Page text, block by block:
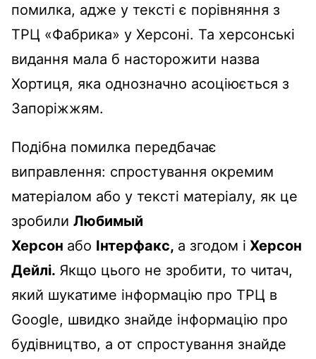
помилка, адже у тексті є порівняння з
ТРЦ «Фабрика» у Херсоні. Та херсонські
видання мала б насторожити назва
Хортиця, яка однозначно асоціюється з
Запоріжжям.
Подібна помилка передбачає
виправлення: спростування окремим
матеріалом або у тексті матеріалу, як це
зробили Любимый
Херсон або Інтерфакс, а згодом і Херсон
Дейлі. Якщо цього не зробити, то читач,
який шукатиме інформацію про ТРЦ в
Google, швидко знайде інформацію про
будівництво, а от спростування знайде